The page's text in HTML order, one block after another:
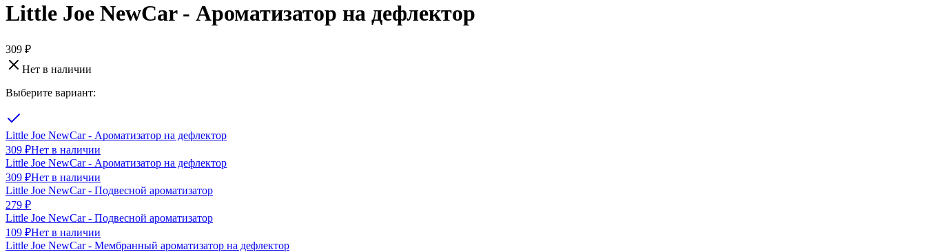
Little Joe NewCar - Ароматизатор на дефлектор
309 ₽
Нет в наличии
Выберите вариант:
Little Joe NewCar - Ароматизатор на дефлектор
309 ₽Нет в наличии
Little Joe NewCar - Ароматизатор на дефлектор
309 ₽Нет в наличии
Little Joe NewCar - Подвесной ароматизатор
279 ₽
Little Joe NewCar - Подвесной ароматизатор
109 ₽Нет в наличии
Little Joe NewCar - Мембранный ароматизатор на дефлектор